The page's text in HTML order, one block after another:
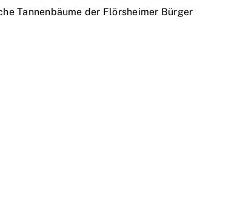
Tannenbäume der Flörsheimer Bürger